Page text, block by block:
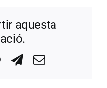
aquesta
WhatsApp
Telegram
Correo